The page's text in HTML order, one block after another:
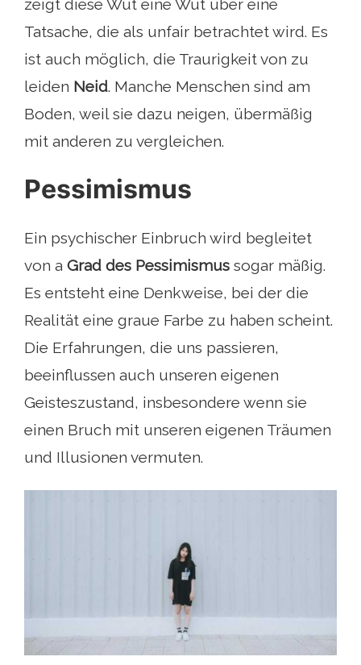
zeigt diese Wut eine Wut über eine
Tatsache, die als unfair betrachtet wird. Es
ist auch möglich, die Traurigkeit von zu
leiden Neid. Manche Menschen sind am
Boden, weil sie dazu neigen, übermäßig
mit anderen zu vergleichen.
Pessimismus
Ein psychischer Einbruch wird begleitet
von a Grad des Pessimismus sogar mäßig.
Es entsteht eine Denkweise, bei der die
Realität eine graue Farbe zu haben scheint.
Die Erfahrungen, die uns passieren,
beeinflussen auch unseren eigenen
Geisteszustand, insbesondere wenn sie
einen Bruch mit unseren eigenen Träumen
und Illusionen vermuten.